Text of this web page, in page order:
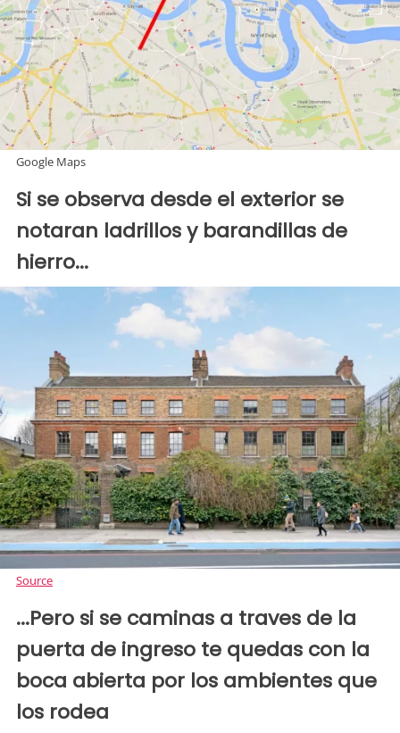
Google Maps
Si se observa desde el exterior se
notaran ladrillos y barandillas de
hierro...
Source
...Pero si se caminas a traves de la
puerta de ingreso te quedas con la
boca abierta por los ambientes que
los rodea